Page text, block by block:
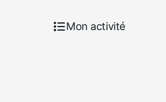
Mon activité